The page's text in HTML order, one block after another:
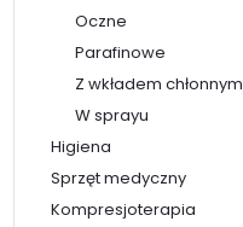
Oczne
Parafinowe
Z wkładem chłonnym
W sprayu
Higiena
Sprzęt medyczny
Kompresjoterapia